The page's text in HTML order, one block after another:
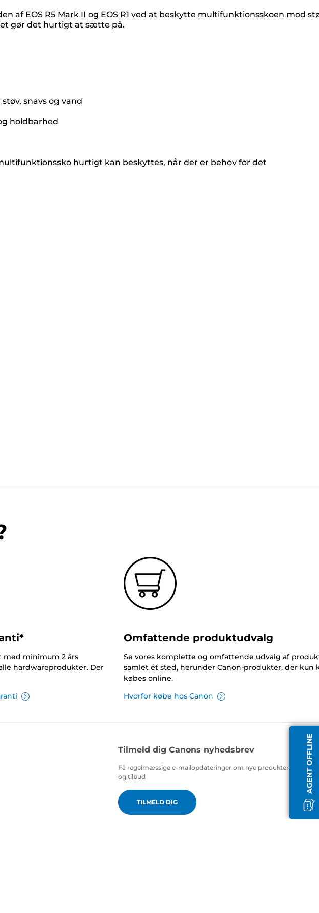
EOS R5 Mark II og EOS R1 ved at beskytte multifunktionsskoen mod
gør det hurtigt at sætte på.
snavs og vand
holdbarhed
hurtigt kan beskyttes, når der er behov for det
AGENT OFFLINE
med minimum 2 års
hardwareprodukter. Der
Omfattende produktudvalg
Se vores komplette og omfattende udvalg af
samlet ét sted, herunder Canon-produkter, der kun
købes online.
Hvorfor købe hos Canon
Tilmeld dig Canons nyhedsbrev
Få regelmæssige e-mailopdateringer om nye produkter, nyttige
og tilbud
TILMELD DIG